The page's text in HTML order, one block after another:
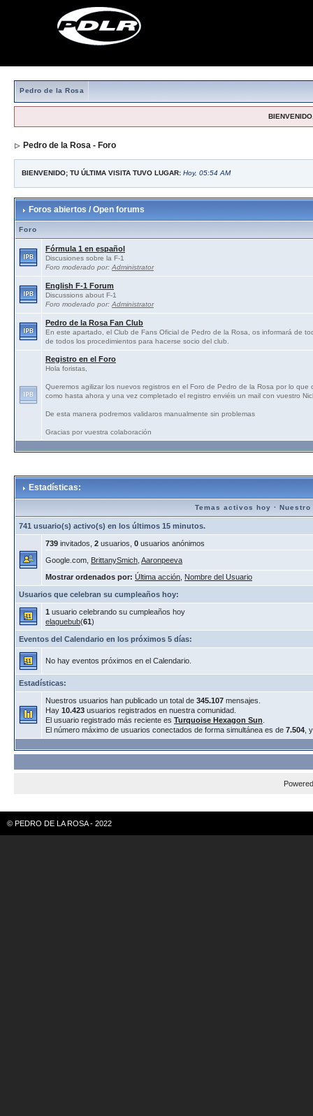
Pedro de la Rosa
Pedro de la Rosa - Foro
BIENVENIDO; TU ÚLTIMA VISITA TUVO LUGAR: Hoy, 05:54 AM
Foros abiertos / Open forums
Foro
Fórmula 1 en español
Discusiones sobre la F-1
Foro moderado por: Administrator
English F-1 Forum
Discussions about F-1
Foro moderado por: Administrator
Pedro de la Rosa Fan Club
En este apartado, el Club de Fans Oficial de Pedro de la Rosa, os informará de
de todos los procedimientos para hacerse socio del club.
Registro en el Foro
Hola foristas,
Queremos agilizar los nuevos registros en el Foro de Pedro de la Rosa por lo
como hasta ahora y una vez completado el registro enviéis un mail con vuestro
De esta manera podremos validaros manualmente sin problemas
Gracias por vuestra colaboración
Estadísticas:
Temas activos hoy · Nuestro
741 usuario(s) activo(s) en los últimos 15 minutos.
739 invitados, 2 usuarios, 0 usuarios anónimos
Google.com, BrittanySmich Aaronpeeva
Mostrar ordenados por: Última acción Nombre del Usuario
Usuarios que celebran su cumpleaños hoy:
1 usuario celebrando su cumpleaños hoy
elaguebub(61)
Eventos del Calendario en los próximos 5 días:
No hay eventos próximos en el Calendario.
Estadísticas:
Nuestros usuarios han publicado un total de 345.107 mensajes.
Hay 10.423 usuarios registrados en nuestra comunidad.
El usuario registrado más reciente es Turquoise Hexagon Sun
El número máximo de usuarios conectados de forma simultánea es de 7.504 ,
© PEDRO DE LA ROSA - 2022